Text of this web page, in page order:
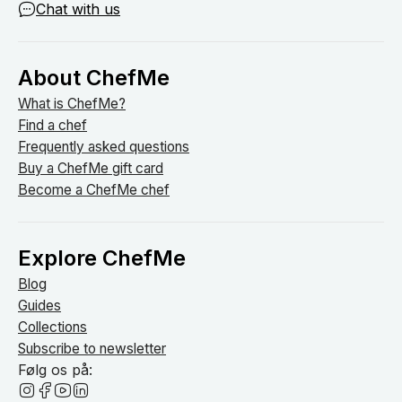
Chat with us
About ChefMe
What is ChefMe?
Find a chef
Frequently asked questions
Buy a ChefMe gift card
Become a ChefMe chef
Explore ChefMe
Blog
Guides
Collections
Subscribe to newsletter
Følg os på: